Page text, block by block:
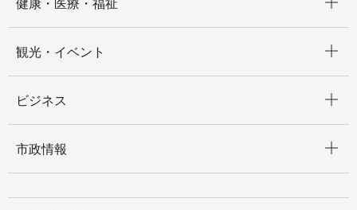
健康・医療・福祉
観光・イベント
ビジネス
市政情報